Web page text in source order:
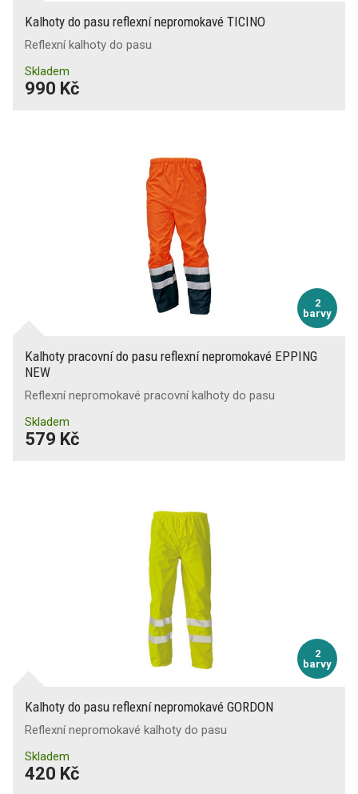
Kalhoty do pasu reflexní nepromokavé TICINO
Reflexní kalhoty do pasu
Skladem
990 Kč
2
barvy
Kalhoty pracovní do pasu reflexní nepromokavé EPPING
NEW
Reflexní nepromokavé pracovní kalhoty do pasu
Skladem
579 Kč
2
barvy
Kalhoty do pasu reflexní nepromokavé GORDON
Reflexní nepromokavé kalhoty do pasu
Skladem
420 Kč